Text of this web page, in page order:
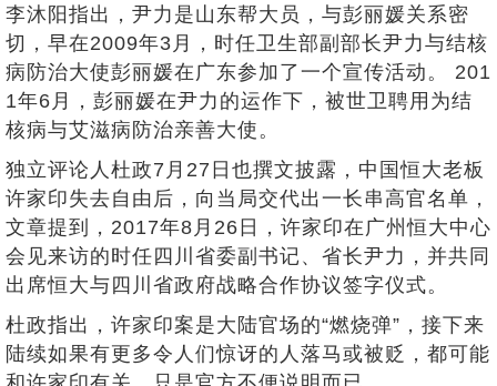
李沐阳指出，尹力是山东帮大员，与彭丽媛关系密
切，早在2009年3月，时任卫生部副部长尹力与结核
病防治大使彭丽媛在广东参加了一个宣传活动。 201
1年6月，彭丽媛在尹力的运作下，被世卫聘用为结
核病与艾滋病防治亲善大使。
独立评论人杜政7月27日也撰文披露，中国恒大老板
许家印失去自由后，向当局交代出一长串高官名单，
文章提到，2017年8月26日，许家印在广州恒大中心
会见来访的时任四川省委副书记、省长尹力，并共同
出席恒大与四川省政府战略合作协议签字仪式。
杜政指出，许家印案是大陆官场的“燃烧弹”，接下来
陆续如果有更多令人们惊讶的人落马或被贬，都可能